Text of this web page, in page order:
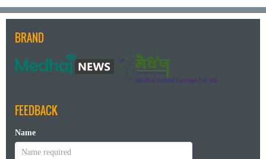
BRAND
FEEDBACK
Name